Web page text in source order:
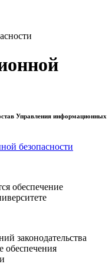
Управления информационных
безопасности
обеспечение
законодательства
обеспечения